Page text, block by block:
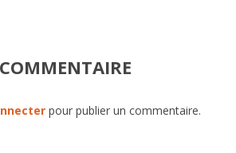
pour publier un commentaire.